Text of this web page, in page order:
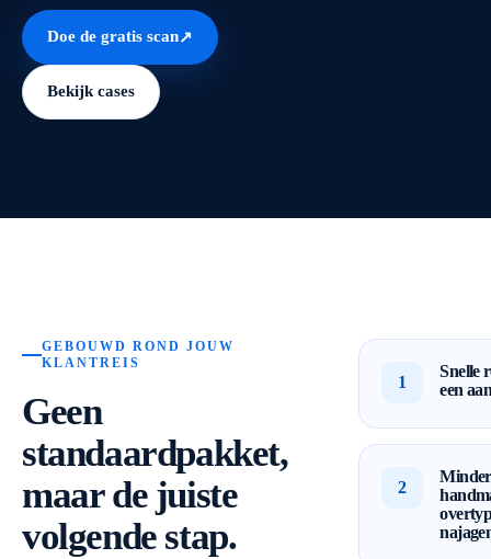
Doe de gratis scan↗
Bekijk cases
GEBOUWD ROND JOUW
KLANTREIS
Geen
standaardpakket,
maar de juiste
volgende stap.
1
Snelle
een
2
Minder